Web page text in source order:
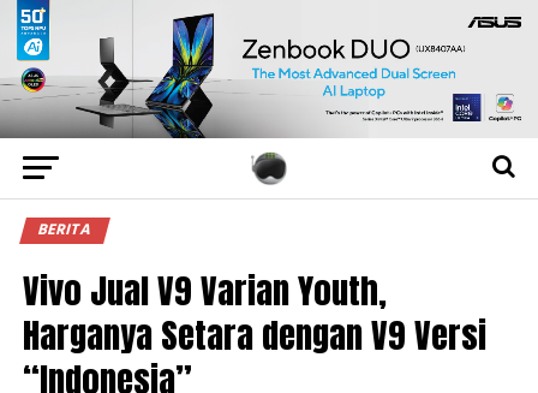
BERITA
Vivo Jual V9 Varian Youth,
Harganya Setara dengan V9 Versi
“Indonesia”